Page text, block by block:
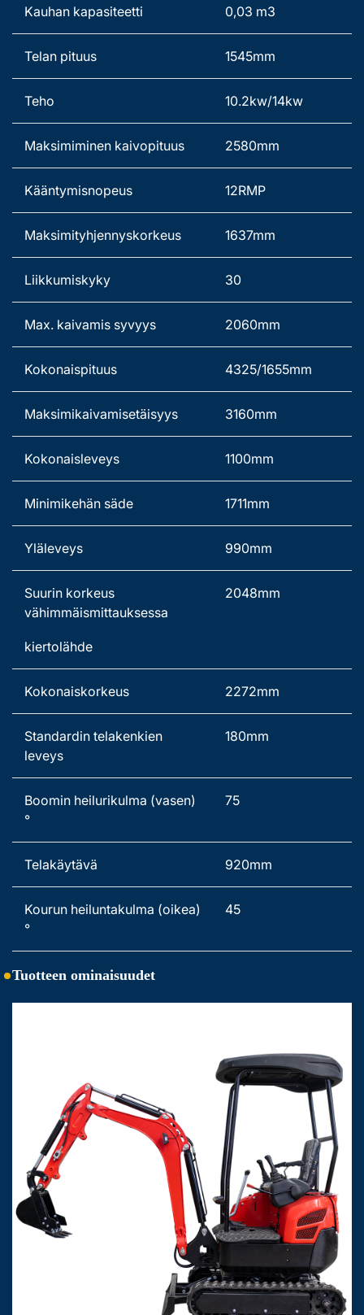
Kauhan kapasiteetti 0,03 m3
Telan pituus 1545mm
Teho 10.2kw/14kw
Maksimiminen kaivopituus 2580mm
Kääntymisnopeus 12RMP
Maksimityhjennyskorkeus 1637mm
Liikkumiskyky 30
Max. kaivamis syvyys 2060mm
Kokonaispituus 4325/1655mm
Maksimikaivamisetäisyys 3160mm
Kokonaisleveys 1100mm
Minimikehän säde 1711mm
Yläleveys 990mm
Suurin korkeus
vähimmäismittauksessa
kiertolähde
2048mm
Kokonaiskorkeus 2272mm
Standardin telakenkien
leveys
180mm
Boomin heilurikulma (vasen)
°
75
Telakäytävä 920mm
Kourun heiluntakulma (oikea)
°
45
Tuotteen ominaisuudet